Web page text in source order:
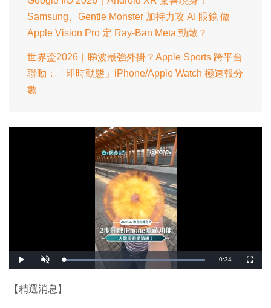
Samsung、Gentle Monster 加持力攻 AI 眼鏡 做
Apple Vision Pro 定 Ray-Ban Meta 勁敵？
世界盃2026︱睇波最強外掛？Apple Sports 跨平台
聯動：「即時動態」iPhone/Apple Watch 極速報分
數
播
放
開
啟
載
入
剩
-0:34
全
螢
【精選消息】